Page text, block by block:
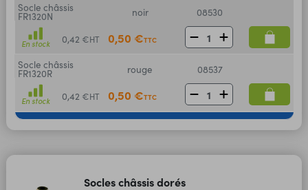
Socle châssis
FR1320N noir 08530
En stock 0,42 €HT 0,50 €TTC
Socle châssis
FR1320R rouge 08537
En stock 0,42 €HT 0,50 €TTC
Socles châssis dorés